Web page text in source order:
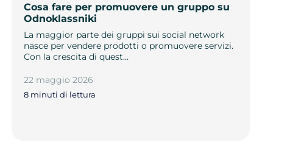
Cosa fare per promuovere un gruppo su
Odnoklassniki
La maggior parte dei gruppi sui social network
nasce per vendere prodotti o promuovere servizi.
Con la crescita di quest…
22 maggio 2026
8 minuti di lettura